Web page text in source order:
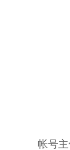
帐号